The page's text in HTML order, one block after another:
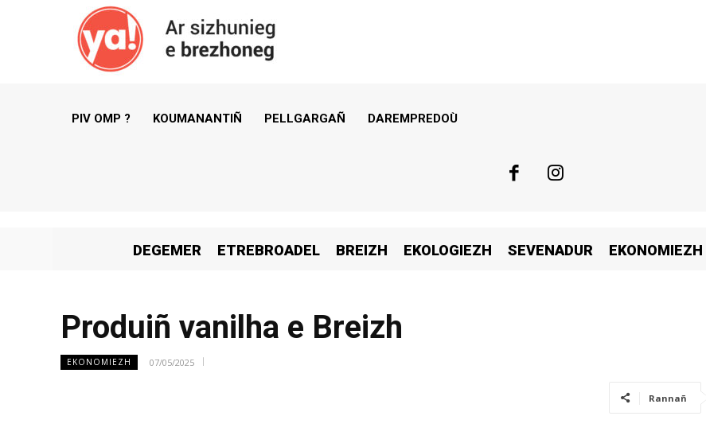
PIV OMP ? KOUMANANTIÑ PELLGARGAÑ DAREMPREDOÙ
DEGEMER ETREBROADEL BREIZH EKOLOGIEZH SEVENADUR EKONOMIEZH
Produiñ vanilha e Breizh
EKONOMIEZH 07/05/2025
Rannañ